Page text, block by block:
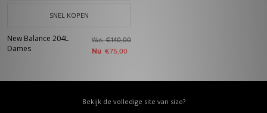
SNEL KOPEN
New Balance 204L
Dames
Was€140,00
Nu €75,00
Bekijk de volledige site van size?